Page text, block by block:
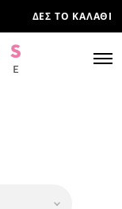
ΔΕΣ ΤΟ ΚΑΛΆΘΙ